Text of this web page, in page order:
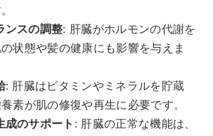
ンスの調整: 肝臓がホルモンの代謝を
状態や髪の健康にも影響を与えま
: 肝臓はビタミンやミネラルを貯蔵
素が肌の修復や再生に必要です。
成のサポート : 肝臓の正常な機能は、